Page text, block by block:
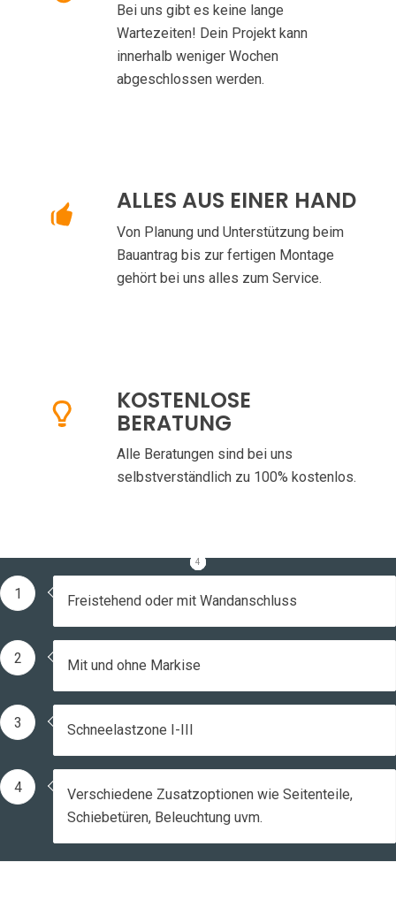
Bei uns gibt es keine lange
Wartezeiten! Dein Projekt kann
innerhalb weniger Wochen
abgeschlossen werden.
ALLES AUS EINER HAND
Von Planung und Unterstützung beim
Bauantrag bis zur fertigen Montage
gehört bei uns alles zum Service.
KOSTENLOSE
BERATUNG
Alle Beratungen sind bei uns
selbstverständlich zu 100% kostenlos.
1
2
3
4
1 Freistehend oder mit Wandanschluss
2 Mit und ohne Markise
3 Schneelastzone I-III
4
Verschiedene Zusatzoptionen wie Seitenteile,
Schiebetüren, Beleuchtung uvm.